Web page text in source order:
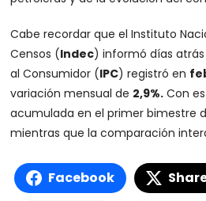
Cabe recordar que el Instituto
Censos (Indec) informó días
al Consumidor (IPC) registró en
variación mensual de 2,9%. Con
acumulada en el primer bimestre
mientras que la comparación
Facebook